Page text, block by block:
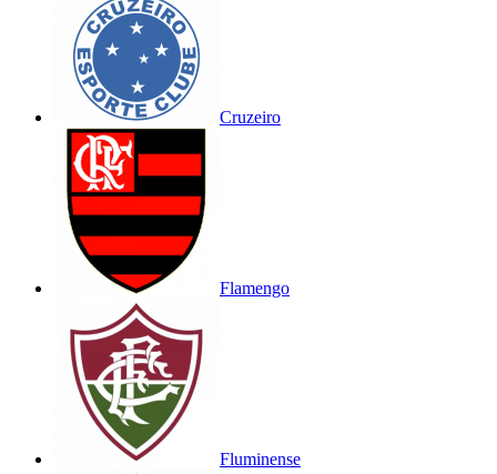
Cruzeiro
Flamengo
Fluminense